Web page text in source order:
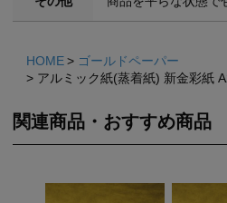
HOME
ゴールドペーパー
アルミック紙(蒸着紙) 新金彩紙
関連商品・おすすめ商品